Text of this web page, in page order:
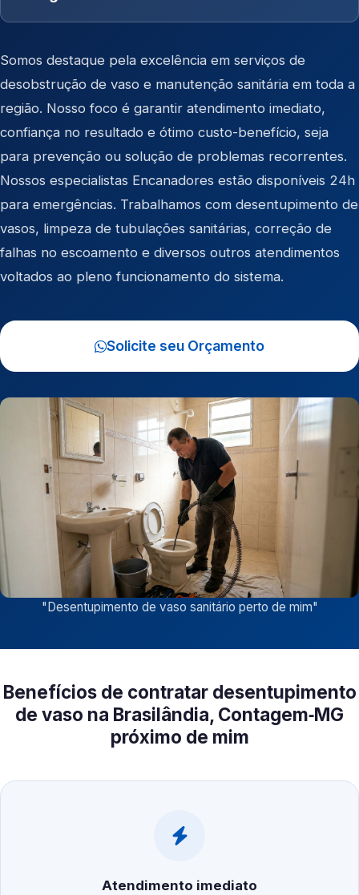
Somos destaque pela excelência em serviços de
desobstrução de vaso e manutenção sanitária em toda a
região. Nosso foco é garantir atendimento imediato,
confiança no resultado e ótimo custo-benefício, seja
para prevenção ou solução de problemas recorrentes.
Nossos especialistas Encanadores estão disponíveis 24h
para emergências. Trabalhamos com desentupimento de
vasos, limpeza de tubulações sanitárias, correção de
falhas no escoamento e diversos outros atendimentos
voltados ao pleno funcionamento do sistema.
Solicite seu Orçamento
"Desentupimento de vaso sanitário perto de mim"
Benefícios de contratar desentupimento
de vaso na Brasilândia, Contagem‑MG
próximo de mim
Atendimento imediato